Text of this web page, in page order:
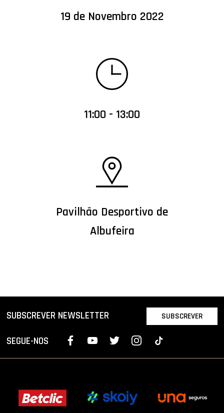
19 de Novembro 2022
11:00 - 13:00
Pavilhão Desportivo de
Albufeira
SUBSCREVER NEWSLETTER SUBSCREVER
SEGUE-NOS